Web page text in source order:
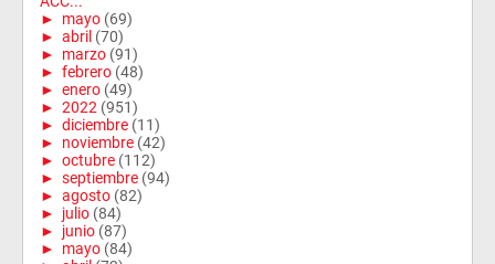
► mayo (69)
► abril (70)
► marzo (91)
► febrero (48)
► enero (49)
► 2022 (951)
► diciembre (11)
► noviembre (42)
► octubre (112)
► septiembre (94)
► agosto (82)
► julio (84)
► junio (87)
► mayo (84)